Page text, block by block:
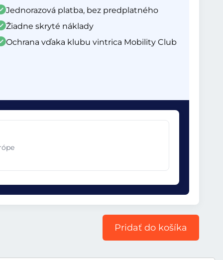
Jednorazová platba, bez predplatného
Žiadne skryté náklady
Ochrana vďaka klubu vintrica Mobility Club
Pridať do košíka